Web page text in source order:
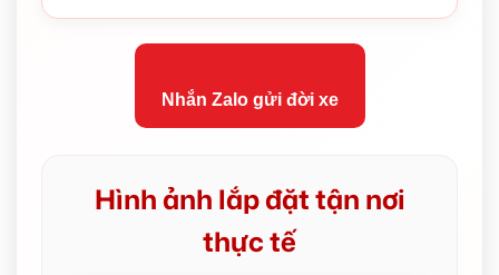
Nhắn Zalo gửi đời xe
Hình ảnh lắp đặt tận nơi
thực tế